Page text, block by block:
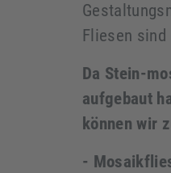
Fliesen sind
Da Stein-
aufgebaut
können wir
-